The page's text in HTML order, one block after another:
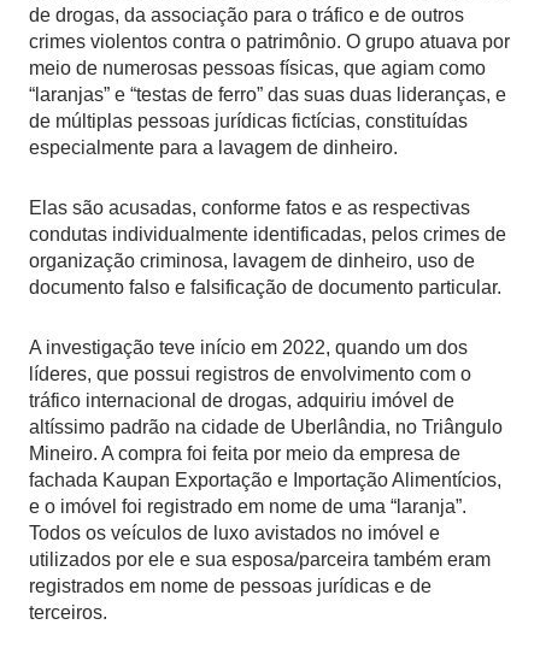
de drogas, da associação para o tráfico e de outros
crimes violentos contra o patrimônio. O grupo atuava por
meio de numerosas pessoas físicas, que agiam como
“laranjas” e “testas de ferro” das suas duas lideranças, e
de múltiplas pessoas jurídicas fictícias, constituídas
especialmente para a lavagem de dinheiro.
Elas são acusadas, conforme fatos e as respectivas
condutas individualmente identificadas, pelos crimes de
organização criminosa, lavagem de dinheiro, uso de
documento falso e falsificação de documento particular.
A investigação teve início em 2022, quando um dos
líderes, que possui registros de envolvimento com o
tráfico internacional de drogas, adquiriu imóvel de
altíssimo padrão na cidade de Uberlândia, no Triângulo
Mineiro. A compra foi feita por meio da empresa de
fachada Kaupan Exportação e Importação Alimentícios,
e o imóvel foi registrado em nome de uma “laranja”.
Todos os veículos de luxo avistados no imóvel e
utilizados por ele e sua esposa/parceira também eram
registrados em nome de pessoas jurídicas e de
terceiros.